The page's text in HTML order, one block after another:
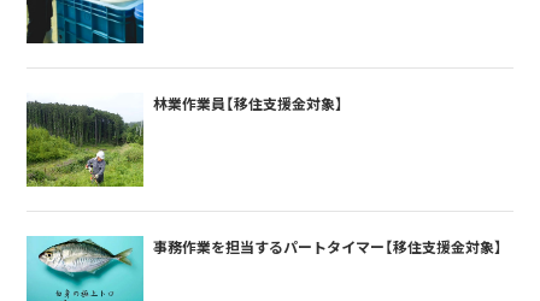
林業作業員【移住支援金対象】
事務作業を担当するパートタイマー【移住支援金対象】